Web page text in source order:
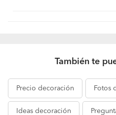
También te
Precio decoración Fotos
Ideas decoración